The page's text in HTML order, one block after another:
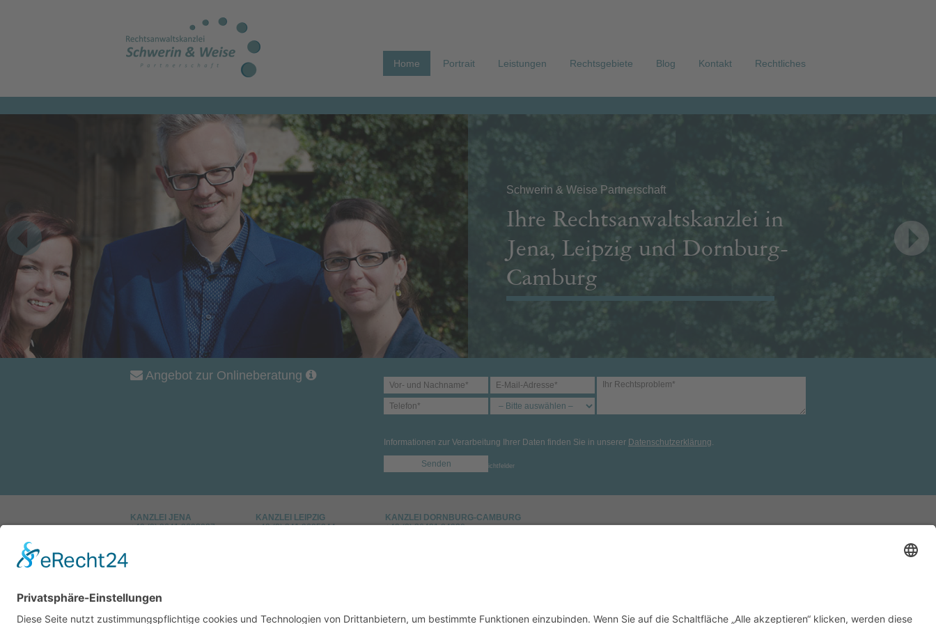
Home Portrait Leistungen Rechtsgebiete Blog Kontakt Rechtliches
für Sozialrecht
Schwerin & Weise Partnerschaft
Ihre Rechtsanwaltskanzlei in
Jena, Leipzig und Dornburg-
Camburg
Angebot zur Onlineberatung
Informationen zur Verarbeitung Ihrer Daten finden Sie in unserer Datenschutzerklärung.
Bitte lasse dieses Feld leer.
*Pflichtfelder
KANZLEI JENA
+49 (0) 3641 2692037
KANZLEI LEIPZIG
+49 (0) 341 9605344
KANZLEI DORNBURG-CAMBURG
+49 (0) 36421 24930